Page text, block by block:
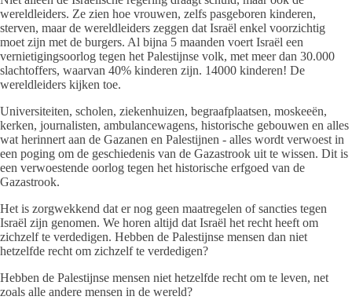
wereldleiders. Ze zien hoe vrouwen, zelfs pasgeboren kinderen,
sterven, maar de wereldleiders zeggen dat Israël enkel voorzichtig
moet zijn met de burgers. Al bijna 5 maanden voert Israël een
vernietigingsoorlog tegen het Palestijnse volk, met meer dan 30.000
slachtoffers, waarvan 40% kinderen zijn. 14000 kinderen! De
wereldleiders kijken toe.
Universiteiten, scholen, ziekenhuizen, begraafplaatsen, moskeeën,
kerken, journalisten, ambulancewagens, historische gebouwen en alles
wat herinnert aan de Gazanen en Palestijnen - alles wordt verwoest in
een poging om de geschiedenis van de Gazastrook uit te wissen. Dit is
een verwoestende oorlog tegen het historische erfgoed van de
Gazastrook.
Het is zorgwekkend dat er nog geen maatregelen of sancties tegen
Israël zijn genomen. We horen altijd dat Israël het recht heeft om
zichzelf te verdedigen. Hebben de Palestijnse mensen dan niet
hetzelfde recht om zichzelf te verdedigen?
Hebben de Palestijnse mensen niet hetzelfde recht om te leven, net
zoals alle andere mensen in de wereld?